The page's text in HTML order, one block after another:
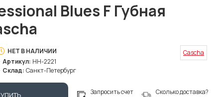
Blues F Губная
НЕТ В НАЛИЧИИ
Артикул: HH-2221
Склад: Санкт-Петербург
Cascha
Запросить счет Сколько доставка?